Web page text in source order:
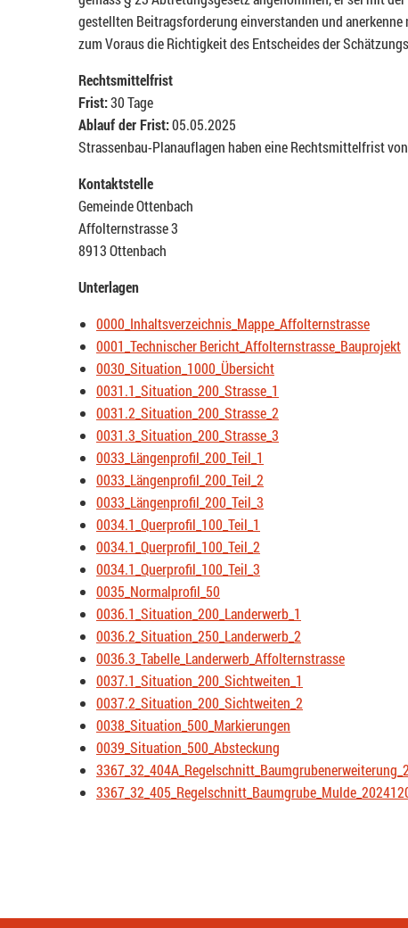
gestellten Beitragsforderung einverstanden und
zum Voraus die Richtigkeit des Entscheides der
Rechtsmittelfrist
Frist:30 Tage
Ablauf der Frist:05.05.2025
Strassenbau-Planauflagen haben eine Rechtsmittelfrist
Kontaktstelle
Gemeinde Ottenbach
Affolternstrasse 3
8913 Ottenbach
Unterlagen
0000_Inhaltsverzeichnis_Mappe_Affolternstrasse
0001_Technischer Bericht_Affolternstrasse_Bauprojekt
0030_Situation_1000_Übersicht
0031.1_Situation_200_Strasse_1
0031.2_Situation_200_Strasse_2
0031.3_Situation_200_Strasse_3
0033_Längenprofil_200_Teil_1
0033_Längenprofil_200_Teil_2
0033_Längenprofil_200_Teil_3
0034.1_Querprofil_100_Teil_1
0034.1_Querprofil_100_Teil_2
0034.1_Querprofil_100_Teil_3
0035_Normalprofil_50
0036.1_Situation_200_Landerwerb_1
0036.2_Situation_250_Landerwerb_2
0036.3_Tabelle_Landerwerb_Affolternstrasse
0037.1_Situation_200_Sichtweiten_1
0037.2_Situation_200_Sichtweiten_2
0038_Situation_500_Markierungen
0039_Situation_500_Absteckung